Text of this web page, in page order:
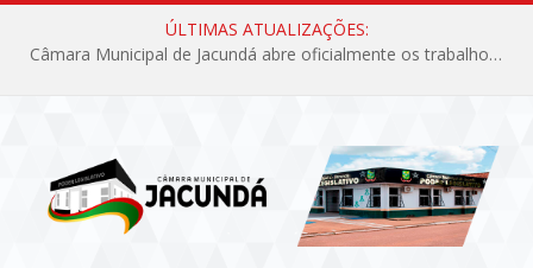
ÚLTIMAS ATUALIZAÇÕES:
Câmara Municipal de Jacundá abre oficialmente os trabalhos legislativos de 2026